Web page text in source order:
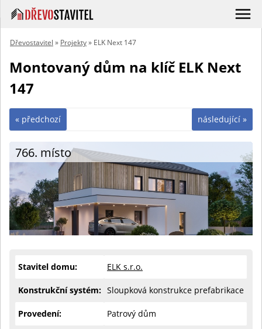
Dřevostavitel » Projekty» ELK Next 147
Montovaný dům na klíč ELK Next
147
následující »
« předchozí
766. místo
Stavitel domu: ELK s.r.o.
Konstrukční systém: Sloupková konstrukce prefabrikace
Provedení: Patrový dům